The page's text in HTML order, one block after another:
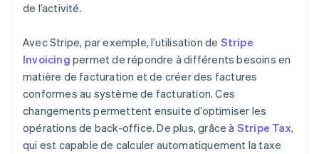
de l’activité.
Avec Stripe, par exemple, l’utilisation de Stripe
Invoicing permet de répondre à différents besoins en
matière de facturation et de créer des factures
conformes au système de facturation. Ces
changements permettent ensuite d’optimiser les
opérations de back-office. De plus, grâce à Stripe Tax,
qui est capable de calculer automatiquement la taxe